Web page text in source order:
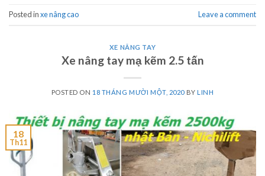
Posted inxe nâng cao Leave a comment
XE NÂNG TAY
Xe nâng tay mạ kẽm 2.5 tấn
POSTED ON 18 THÁNG MƯỜI MỘT, 2020 BYLINH
18
Th11